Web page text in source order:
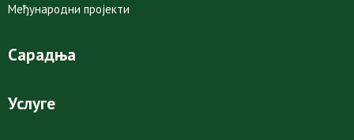
Међународни пројекти
Сарадња
Услуге